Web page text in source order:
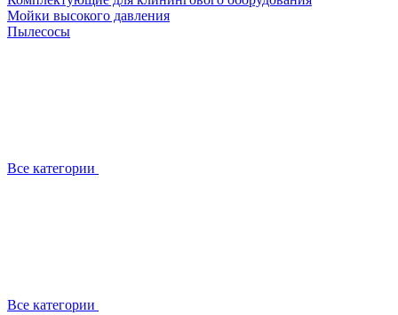
Мойки высокого давления
Пылесосы
Все категории
Все категории